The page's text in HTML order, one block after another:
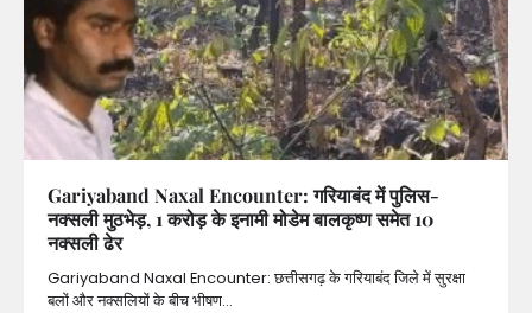
Gariyaband Naxal Encounter: गरियाबंद में पुलिस-
नक्सली मुठभेड़, 1 करोड़ के इनामी मोडेम बालकृष्ण समेत 10
नक्सली ढेर
Gariyaband Naxal Encounter: छत्तीसगढ़ के गरियाबंद जिले में सुरक्षा
बलों और नक्सलियों के बीच भीषण…